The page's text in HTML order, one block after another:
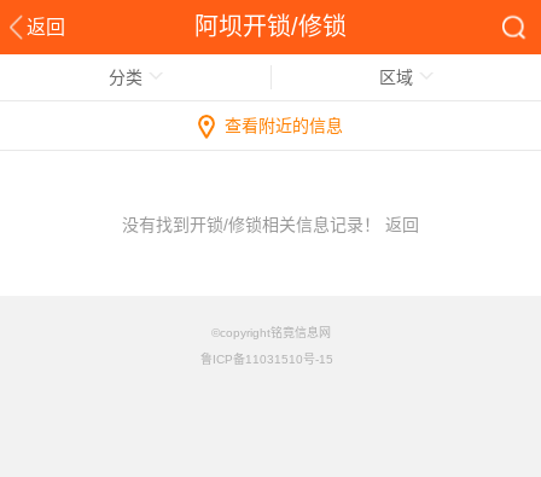
返回 阿坝开锁/修锁
分类 区域
查看附近的信息
没有找到开锁/修锁相关信息记录！ 返回
©copyright铭竟信息网
鲁ICP备11031510号-15